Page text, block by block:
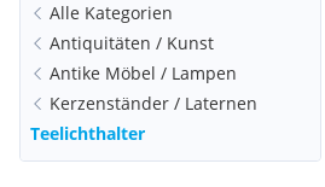
Alle Kategorien
Antiquitäten / Kunst
Antike Möbel / Lampen
Kerzenständer / Laternen
Teelichthalter